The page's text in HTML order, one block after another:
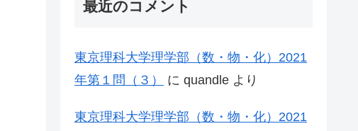
最近のコメント
東京理科大学理学部（数・物・化）2021
年第１問（３）
に quandle より
東京理科大学理学部（数・物・化）2021